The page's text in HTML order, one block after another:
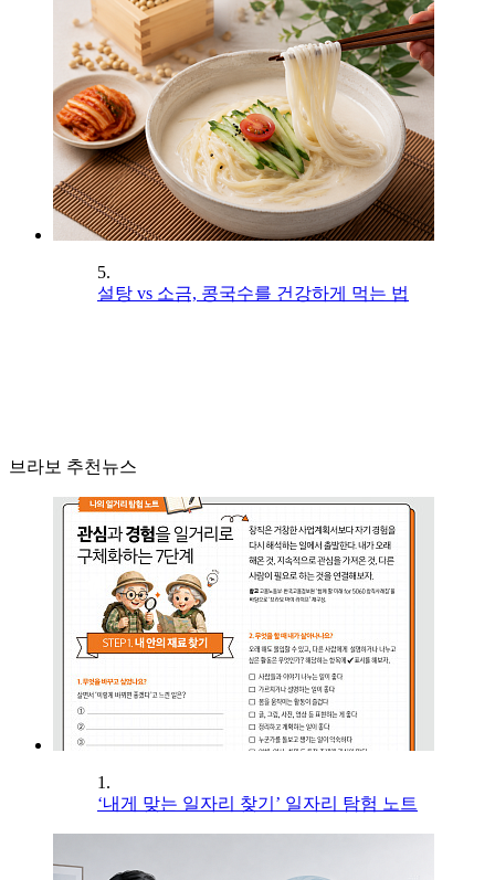
5.
설탕 vs 소금, 콩국수를 건강하게 먹는 법
브라보 추천뉴스
1.
‘내게 맞는 일자리 찾기’ 일자리 탐험 노트